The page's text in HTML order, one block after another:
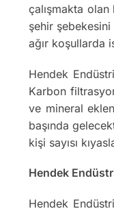
çalışmakta
şehir
ağır koşullarda
Hendek
Karbon
ve mineral
başında
kişi sayısı
Hendek
Hendek